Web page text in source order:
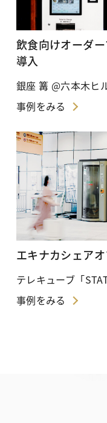
飲食向けオーダ
導入
銀座 篝 @六本木ヒ
事例をみる
エキナカシェア
テレキューブ「
事例をみる